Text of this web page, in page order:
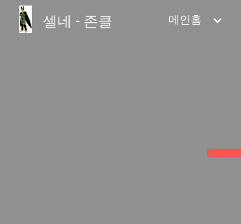
셀네 - 존클 메인홈